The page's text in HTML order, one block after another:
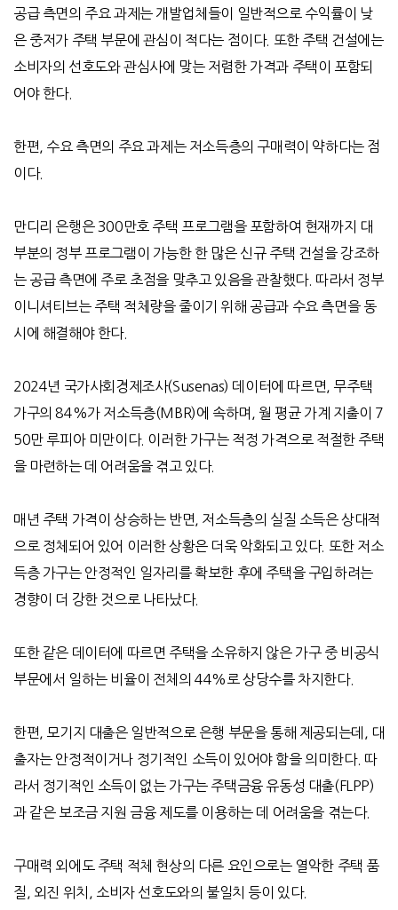
공급 측면의 주요 과제는 개발업체들이 일반적으로 수익률이 낮
은 중저가 주택 부문에 관심이 적다는 점이다. 또한 주택 건설에는
소비자의 선호도와 관심사에 맞는 저렴한 가격과 주택이 포함되
어야 한다.
한편
수요 측면의 주요 과제는 저소득층의 구매력이 약하다는 점
이다.
만디리 은행은300만호 주택 프로그램을 포함하여 현재까지 대
부분의 정부 프로그램이 가능한 한 많은 신규 주택 건설을 강조하
는 공급 측면에 주로 초점을 맞추고 있음을 관찰했다. 따라서 정부
이니셔티브는 주택 적체량을 줄이기 위해 공급과 수요 측면을 동
시에 해결해야 한다.
2024년 국가사회경제조사(Susenas) 데이터에 따르면, 무주택
가구의 84%가 저소득층(MBR)에 속하며, 월 평균 가계 지출이 7
50만 루피아 미만이다. 이러한 가구는 적정 가격으로 적절한 주택
을 마련하는 데 어려움을 겪고 있다.
매년 주택 가격이 상승하는 반면, 저소득층의 실질 소득은 상대적
으로 정체되어 있어 이러한 상황은 더욱 악화되고 있다. 또한 저소
득층 가구는 안정적인 일자리를 확보한 후에 주택을 구입하려는
경향이 더 강한 것으로 나타났다.
또한 같은 데이터에 따르면 주택을 소유하지 않은 가구 중 비공식
부문에서 일하는 비율이 전체의 44% 로 상당수를 차지한다.
한편 모기지 대출은 일반적으로 은행 부문을 통해 제공되는데
대
출자는 안정적이거나 정기적인 소득이 있어야 함을 의미한다. 따
라서 정기적인 소득이 없는 가구는 주택금융 유동성 대출(FLPP)
과 같은 보조금 지원 금융 제도를 이용하는 데 어려움을 겪는다.
구매력 외에도 주택 적체 현상의 다른 요인으로는 열악한 주택 품
질
외진 위치 소비자 선호도와의 불일치 등이 있다.